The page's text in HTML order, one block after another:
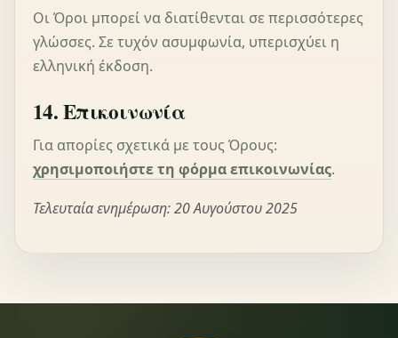
Οι Όροι μπορεί να διατίθενται σε περισσότερες
γλώσσες. Σε τυχόν ασυμφωνία, υπερισχύει η
ελληνική έκδοση.
14. Επικοινωνία
Για απορίες σχετικά με τους Όρους:
χρησιμοποιήστε τη φόρμα επικοινωνίας.
Τελευταία ενημέρωση: 20 Αυγούστου 2025